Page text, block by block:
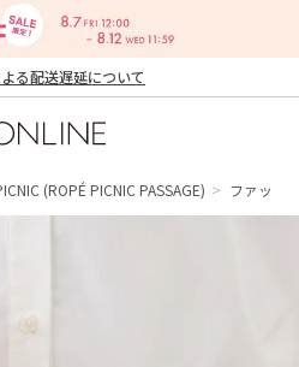
る配送遅延について
(ROPÉ PICNIC PASSAGE) ファッシ